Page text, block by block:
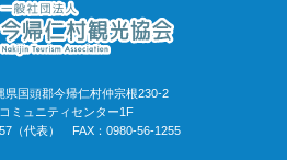
県国頭郡今帰仁村仲宗根230-2
ミュニティセンター1F
（代表） FAX：0980-56-1255